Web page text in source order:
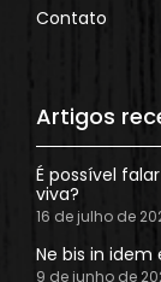
Contato
Artigos
É possível
viva?
16 de julho de
Ne bis in
9 de junho de